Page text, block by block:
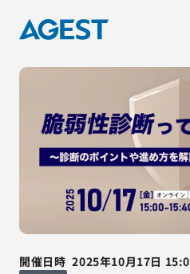
開催日時 2025年10月17日